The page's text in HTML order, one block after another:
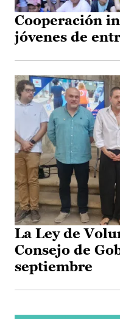
Cooperación
jóvenes de
La Ley de
Consejo de
septiembre